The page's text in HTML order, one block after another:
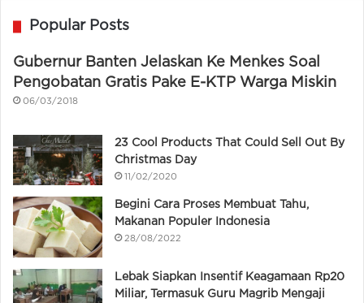
Popular Posts
Gubernur Banten Jelaskan Ke Menkes Soal
Pengobatan Gratis Pake E-KTP Warga Miskin
06/03/2018
23 Cool Products That Could Sell Out By
Christmas Day
11/02/2020
Begini Cara Proses Membuat Tahu,
Makanan Populer Indonesia
28/08/2022
Lebak Siapkan Insentif Keagamaan Rp20
Miliar, Termasuk Guru Magrib Mengaji